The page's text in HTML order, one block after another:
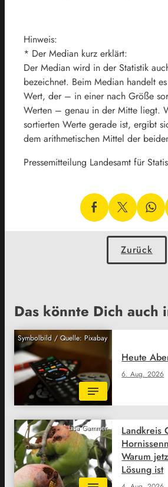
Hinweis:
* Der Median kurz erklärt:
Der Median wird in der Statistik
bezeichnet. Beim Median handelt
Wert, der – in einer nach Größe
Werten – genau in der Mitte liegt.
sortierten Werte gerade ist, ergibt
dem arithmetischen Mittel der
Pressemitteilung Landesamt für
Zurück
Das könnte Dich auch
Symbolbild / Quelle: Pixabay
6. Aug. 2026
Heute
Lisa Gammer
Landkreis
Warum
Lösung ist